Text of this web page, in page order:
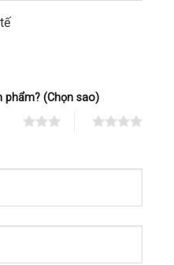
phẩm? (Chọn sao)